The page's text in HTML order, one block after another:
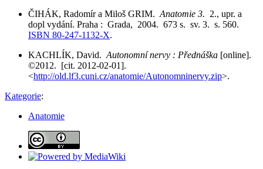
ČIHÁK, Radomír a Miloš GRIM.Anatomie 3. 2., upr. a
dopl vydání. Praha : Grada, 2004. 673 s. sv. 3. s. 560.
ISBN 80-247-1132-X.
KACHLÍK, David.Autonomní nervy : Přednáška [online].
©2012. [cit. 2012-02-01].
<http://old.lf3.cuni.cz/anatomie/Autonomninervy.zip>.
Kategorie:
Anatomie